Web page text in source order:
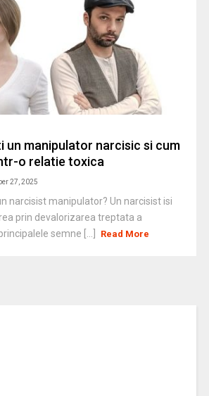
un manipulator narcisic si cum
o relatie toxica
27, 2025
narcisist manipulator? Un narcisist isi
prin devalorizarea treptata a
semne [...]
Read More